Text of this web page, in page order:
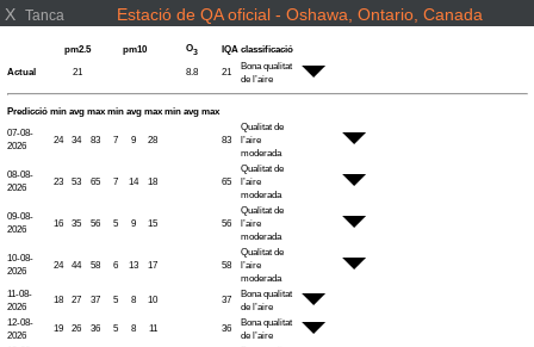
X Tanca Estació de QA oficial - Oshawa, Ontario, Canada
pm2.5 pm10 O3 IQA classificació
Actual
21 8.8 21
Bona qualitat
de l’aire
Predicció min avg max min avg max min avg max
07-08-
2026
24 34 83 7 9 28 83
Qualitat de
l’aire
moderada
08-08-
2026
23 53 65 7 14 18 65
Qualitat de
l’aire
moderada
09-08-
2026
16 35 56 5 9 15 56
Qualitat de
l’aire
moderada
10-08-
2026
24 44 58 6 13 17 58
Qualitat de
l’aire
moderada
11-08-
2026
18 27 37 5 8 10 37
Bona qualitat
de l’aire
12-08-
2026
19 26 36 5 8 11 36
Bona qualitat
de l’aire